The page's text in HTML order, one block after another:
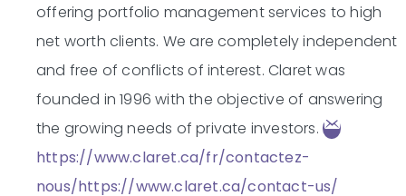
offering portfolio management services to high
net worth clients. We are completely independent
and free of conflicts of interest. Claret was
founded in 1996 with the objective of answering
the growing needs of private investors.
https://www.claret.ca/fr/contactez-
nous/https://www.claret.ca/contact-us/